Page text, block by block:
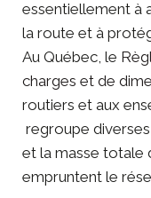
essentiellement à
la route et à
Au Québec, le
charges et de
routiers et aux
regroupe
et la masse totale
empruntent le